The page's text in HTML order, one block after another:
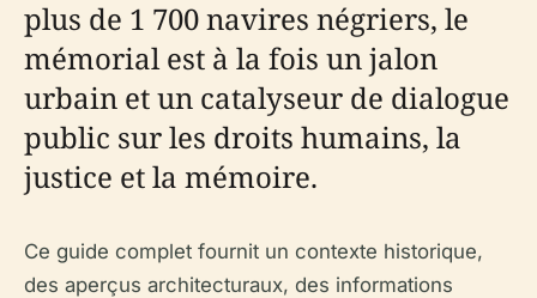
plus de 1 700 navires négriers, le
mémorial est à la fois un jalon
urbain et un catalyseur de dialogue
public sur les droits humains, la
justice et la mémoire.
Ce guide complet fournit un contexte historique,
des aperçus architecturaux, des informations